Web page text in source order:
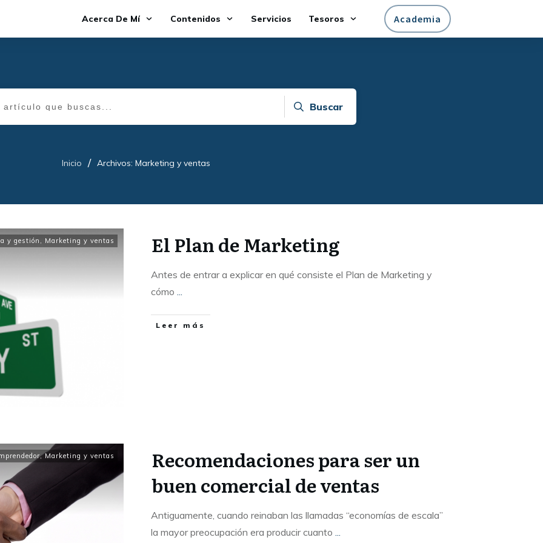
Acerca De Mí Contenidos Servicios Tesoros Academia
Buscar
Inicio / Archivos: Marketing y ventas
y gestión , Marketing y ventas El Plan de Marketing
Antes de entrar a explicar en qué consiste el Plan de Marketing y
cómo ...
Leer más
,Marketing y ventas
Recomendaciones para ser un
buen comercial de ventas
Antiguamente, cuando reinaban las llamadas “economías de escala”
la mayor preocupación era producir cuanto ...